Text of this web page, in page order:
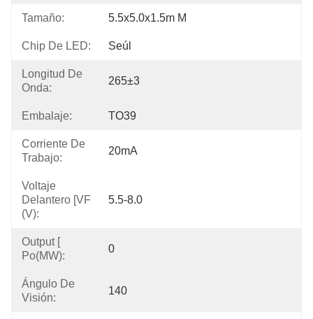
Tamaño: 5.5x5.0x1.5m M
Chip De LED: Seúl
Longitud De
Onda:
265±3
Embalaje: TO39
Corriente De
Trabajo:
20mA
Voltaje
Delantero [VF
(V):
5.5-8.0
Output [
Po(mW):
0
Ángulo De
Visión:
140